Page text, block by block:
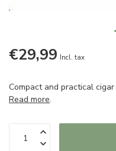
€29,99 Incl. tax
Compact and practical
Read more.